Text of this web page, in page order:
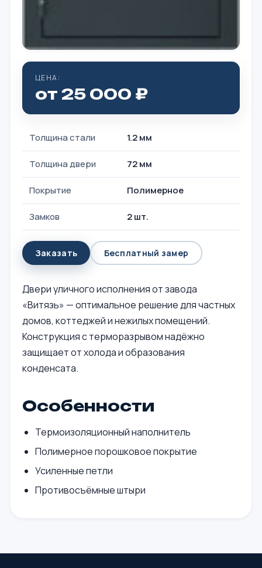
ЦЕНА:
от 25 000 ₽
Толщина стали 1.2 мм
Толщина двери 72 мм
Покрытие Полимерное
Замков 2 шт.
Заказать Бесплатный замер
Двери уличного исполнения от завода
«Витязь» — оптимальное решение для частных
домов, коттеджей и нежилых помещений.
Конструкция с терморазрывом надёжно
защищает от холода и образования
конденсата.
Особенности
Термоизоляционный наполнитель
Полимерное порошковое покрытие
Усиленные петли
Противосъёмные штыри